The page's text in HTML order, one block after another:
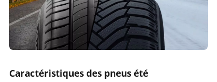
Caractéristiques des pneus été